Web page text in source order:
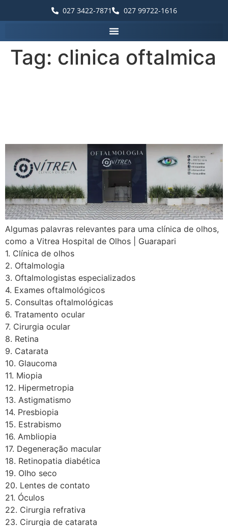
027 3422-7871 027 99722-1616
Tag: clinica oftalmica
Algumas palavras relevantes para uma clínica de olhos,
como a Vitrea Hospital de Olhos | Guarapari
1. Clínica de olhos
2. Oftalmologia
3. Oftalmologistas especializados
4. Exames oftalmológicos
5. Consultas oftalmológicas
6. Tratamento ocular
7. Cirurgia ocular
8. Retina
9. Catarata
10. Glaucoma
11. Miopia
12. Hipermetropia
13. Astigmatismo
14. Presbiopia
15. Estrabismo
16. Ambliopia
17. Degeneração macular
18. Retinopatia diabética
19. Olho seco
20. Lentes de contato
21. Óculos
22. Cirurgia refrativa
23. Cirurgia de catarata